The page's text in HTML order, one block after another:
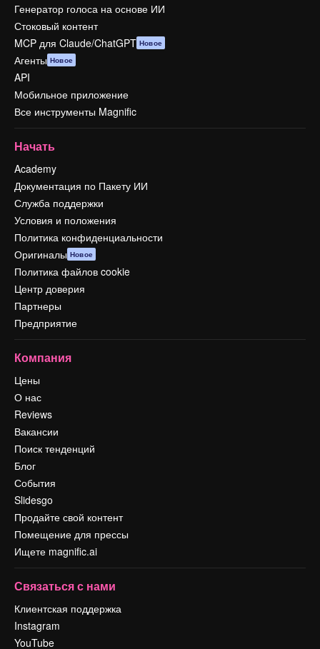
Генератор голоса на основе ИИ
Стоковый контент
MCP для Claude/ChatGPT Новое
Агенты Новое
API
Мобильное приложение
Все инструменты Magnific
Начать
Academy
Документация по Пакету ИИ
Служба поддержки
Условия и положения
Политика конфиденциальности
Оригиналы Новое
Политика файлов cookie
Центр доверия
Партнеры
Предприятие
Компания
Цены
О нас
Reviews
Вакансии
Поиск тенденций
Блог
События
Slidesgo
Продайте свой контент
Помещение для прессы
Ищете magnific.ai
Связаться с нами
Клиентская поддержка
Instagram
YouTube